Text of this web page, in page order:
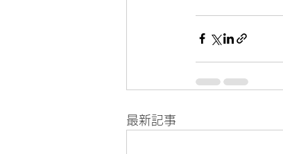
最新記事